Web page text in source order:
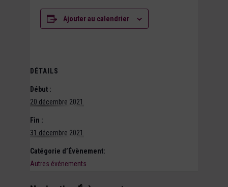
Ajouter au calendrier
DÉTAILS
Début :
20 décembre 2021
Fin :
31 décembre 2021
Catégorie d’Évènement:
Autres événements